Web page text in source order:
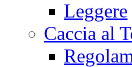
Leggere
Caccia al